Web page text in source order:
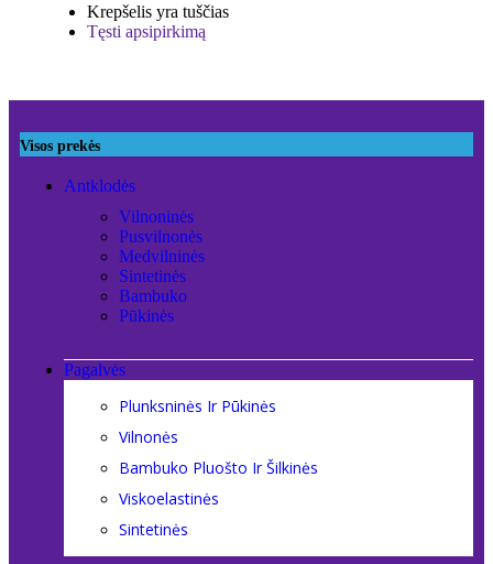
Krepšelis yra tuščias
Tęsti apsipirkimą
Visos prekės
Antklodės
Vilnoninės
Pusvilnonės
Medvilninės
Sintetinės
Bambuko
Pūkinės
Pagalvės
Plunksninės Ir Pūkinės
Vilnonės
Bambuko Pluošto Ir Šilkinės
Viskoelastinės
Sintetinės